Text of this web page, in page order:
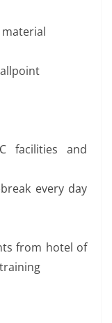
facilities and
every day
from hotel of